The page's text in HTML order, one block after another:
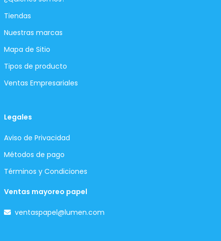
Tiendas
Nuestras marcas
Mapa de Sitio
Tipos de producto
Ventas Empresariales
Legales
Aviso de Privacidad
Métodos de pago
Términos y Condiciones
Ventas mayoreo papel
ventaspapel@lumen.com